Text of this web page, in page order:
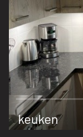
keuken